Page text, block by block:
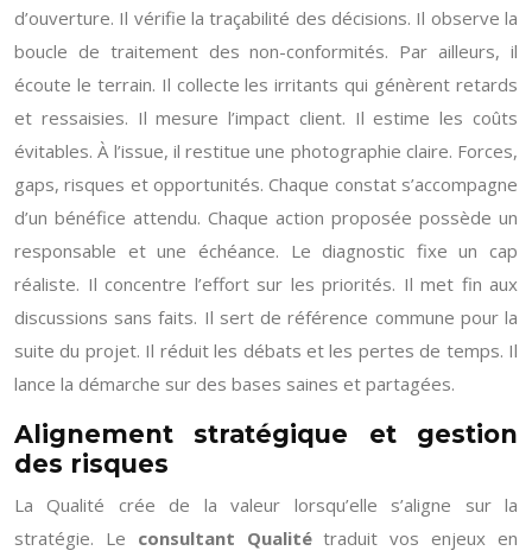
d’ouverture. Il vérifie la traçabilité des décisions. Il observe la
boucle de traitement des non-conformités. Par ailleurs, il
écoute le terrain. Il collecte les irritants qui génèrent retards
et ressaisies. Il mesure l’impact client. Il estime les coûts
évitables. À l’issue, il restitue une photographie claire. Forces,
gaps, risques et opportunités. Chaque constat s’accompagne
d’un bénéfice attendu. Chaque action proposée possède un
responsable et une échéance. Le diagnostic fixe un cap
réaliste. Il concentre l’effort sur les priorités. Il met fin aux
discussions sans faits. Il sert de référence commune pour la
suite du projet. Il réduit les débats et les pertes de temps. Il
lance la démarche sur des bases saines et partagées.
Alignement stratégique et gestion
des risques
La Qualité crée de la valeur lorsqu’elle s’aligne sur la
stratégie. Le consultant Qualitétraduit vos enjeux en